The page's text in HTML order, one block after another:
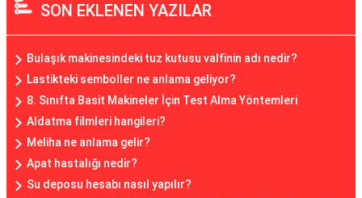
SON EKLENEN YAZILAR
Bulaşık makinesindeki tuz kutusu valfinin adı nedir?
Lastikteki semboller ne anlama geliyor?
8. Sınıfta Basit Makineler İçin Test Alma Yöntemleri
Aldatma filmleri hangileri?
Meliha ne anlama gelir?
Apat hastalığı nedir?
Su deposu hesabı nasıl yapılır?